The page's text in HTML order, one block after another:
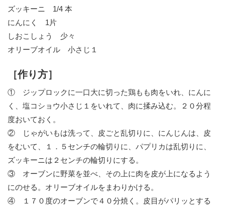
ズッキーニ 1/4 本
にんにく 1片
しおこしょう 少々
オリーブオイル 小さじ１
［作り方］
① ジップロックに一口大に切った鶏もも肉をいれ、にんに
く、塩コショウ小さじ１をいれて、肉に揉み込む。２０分程
度おいておく。
② じゃがいもは洗って、皮ごと乱切りに、にんじんは、皮
をむいて、１．５センチの輪切りに、パプリカは乱切りに、
ズッキーニは２センチの輪切りにする。
③ オーブンに野菜を並べ、その上に肉を皮が上になるよう
にのせる。オリーブオイルをまわりかける。
④ １７０度のオーブンで４０分焼く。皮目がパリッとする